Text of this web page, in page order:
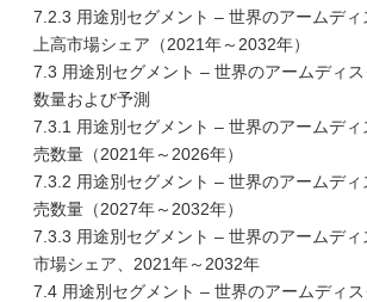
7.2.3 用途別セグメント – 世界のアームディ
上高市場シェア（2021年～2032年）
7.3 用途別セグメント – 世界のアームディ
数量および予測
7.3.1 用途別セグメント – 世界のアームディ
売数量（2021年～2026年）
7.3.2 用途別セグメント – 世界のアームディ
売数量（2027年～2032年）
7.3.3 用途別セグメント – 世界のアームディ
市場シェア、2021年～2032年
7.4 用途別セグメント – 世界のアームディ